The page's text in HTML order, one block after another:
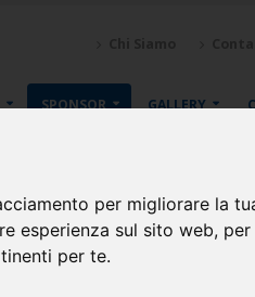
per migliorare la
esperienza sul sito web,
per te.
SPONSOR GALLERY
(VE)